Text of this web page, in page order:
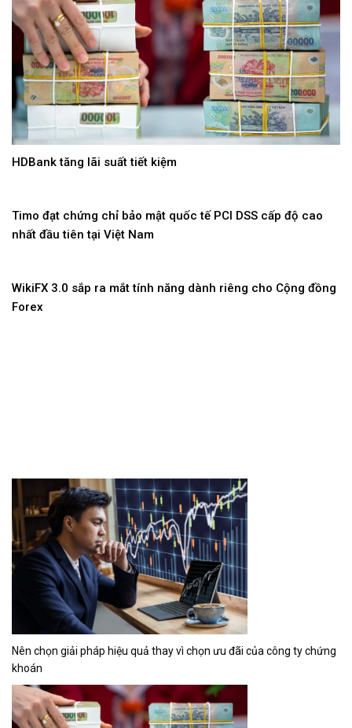
HDBank tăng lãi suất tiết kiệm
Timo đạt chứng chỉ bảo mật quốc tế PCI DSS cấp độ cao
nhất đầu tiên tại Việt Nam
WikiFX 3.0 sắp ra mắt tính năng dành riêng cho Cộng đồng
Forex
Nên chọn giải pháp hiệu quả thay vì chọn ưu đãi của công ty chứng
khoán